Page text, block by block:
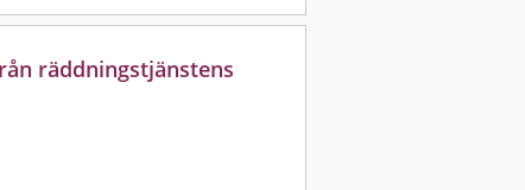
räddningstjänstens